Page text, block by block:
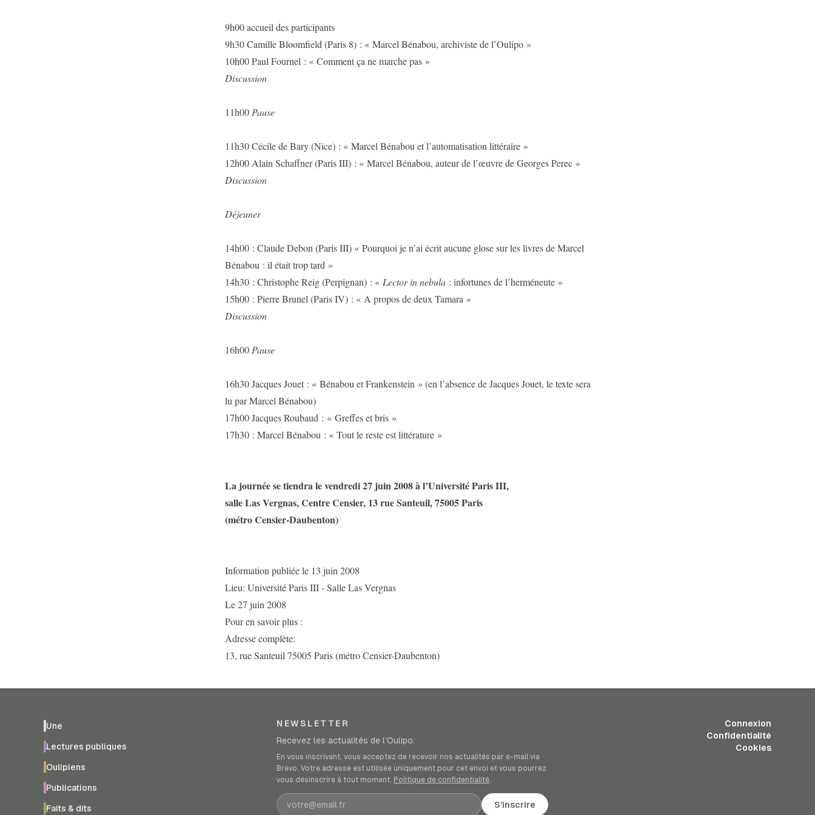
9h00 accueil des participants
9h30 Camille Bloomfield (Paris 8) : « Marcel Bénabou, archiviste de l’Oulipo »
10h00 Paul Fournel : « Comment ça ne marche pas »
Discussion
11h00 Pause
11h30 Cécile de Bary (Nice) : « Marcel Bénabou et l’automatisation littéraire »
12h00 Alain Schaffner (Paris III) : « Marcel Bénabou, auteur de l’œuvre de Georges Perec »
Discussion
Déjeuner
14h00 : Claude Debon (Paris III) « Pourquoi je n’ai écrit aucune glose sur les livres de Marcel
Bénabou : il était trop tard »
14h30 : Christophe Reig (Perpignan) : « Lector in nebula: infortunes de l’herméneute »
15h00 : Pierre Brunel (Paris IV) : « A propos de deux Tamara »
Discussion
16h00Pause
16h30 Jacques Jouet : « Bénabou et Frankenstein » (en l’absence de Jacques Jouet, le texte sera
lu par Marcel Bénabou)
17h00 Jacques Roubaud : « Greffes et bris »
17h30 : Marcel Bénabou : « Tout le reste est littérature »
La journée se tiendra le vendredi 27 juin 2008 à l’Université Paris III,
salle Las Vergnas, Centre Censier, 13 rue Santeuil, 75005 Paris
(métro Censier-Daubenton)
Information publiée le 13 juin 2008
Lieu: Université Paris III - Salle Las Vergnas
Le 27 juin 2008
Pour en savoir plus :
Adresse complète:
13, rue Santeuil 75005 Paris (métro Censier-Daubenton)
Une
Lectures publiques
Oulipiens
Publications
Faits & dits
NEWSLETTER
Recevez les actualités de l’Oulipo.
En vous inscrivant, vous acceptez de recevoir nos actualités par e-mail via
Brevo. Votre adresse est utilisée uniquement pour cet envoi et vous pourrez
vous désinscrire à tout moment. Politique de confidentialité.
Adresse e-mail S’inscrire
Connexion
Confidentialité
Cookies